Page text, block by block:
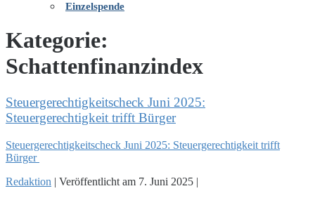
Einzelspende
Kategorie:
Schattenfinanzindex
Steuergerechtigkeitscheck Juni 2025:
Steuergerechtigkeit trifft Bürger
Steuergerechtigkeitscheck Juni 2025: Steuergerechtigkeit trifft
Bürger
Redaktion | Veröffentlicht am 7. Juni 2025 |